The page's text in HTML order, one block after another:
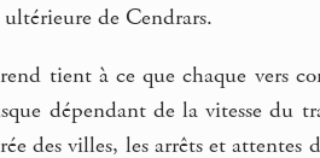
de Cendrars.
tient à ce que chaque vers
dépendant de la vitesse du
des villes, les arrêts et attentes